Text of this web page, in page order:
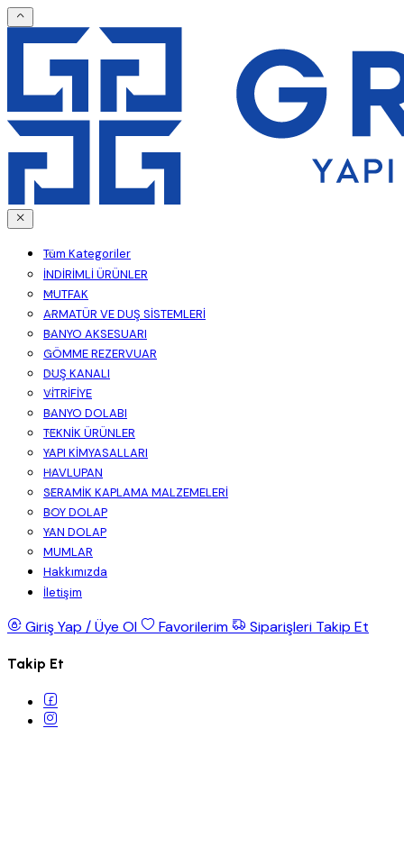
Tüm Kategoriler
İNDİRİMLİ ÜRÜNLER
MUTFAK
ARMATÜR VE DUŞ SİSTEMLERİ
BANYO AKSESUARI
GÖMME REZERVUAR
DUŞ KANALI
VİTRİFİYE
BANYO DOLABI
TEKNİK ÜRÜNLER
YAPI KİMYASALLARI
HAVLUPAN
SERAMİK KAPLAMA MALZEMELERİ
BOY DOLAP
YAN DOLAP
MUMLAR
Hakkımızda
İletişim
Giriş Yap / Üye Ol Favorilerim Siparişleri Takip Et
Takip Et